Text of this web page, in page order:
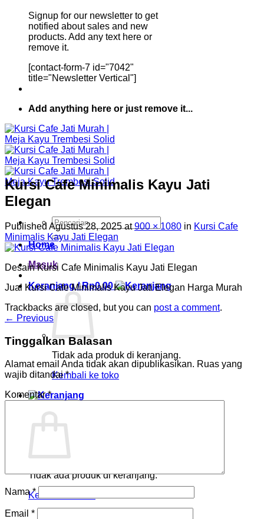
Signup for our newsletter to get
notified about sales and new
products. Add any text here or
remove it.
[contact-form-7 id="7042"
title="Newsletter Vertical"]
Add anything here or just remove it...
Pencarian
untuk:
Home
Masuk
Keranjang /Rp0.00
Tidak ada produk di keranjang.
Kembali ke toko
Tidak ada produk di keranjang.
Kembali ke toko
Kursi Cafe Minimalis Kayu Jati
Elegan
Published Agustus 28, 2025at900 × 1080 in Kursi Cafe
Minimalis Kayu Jati Elegan
Desain Kursi Cafe Minimalis Kayu Jati Elegan
Jual Kursi Cafe Minimalis Kayu Jati Elegan Harga Murah
Trackbacks are closed, but you can post a comment.
← Previous
Tinggalkan Balasan
Alamat email Anda tidak akan dipublikasikan. Ruas yang
wajib ditandai*
Komentar*
Nama*
Email *